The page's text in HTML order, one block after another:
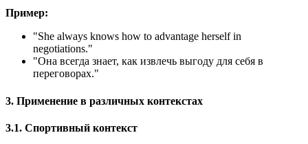
Пример:
"She always knows how to advantage herself in
negotiations."
"Она всегда знает, как извлечь выгоду для себя в
переговорах."
3. Применение в различных контекстах
3.1. Спортивный контекст